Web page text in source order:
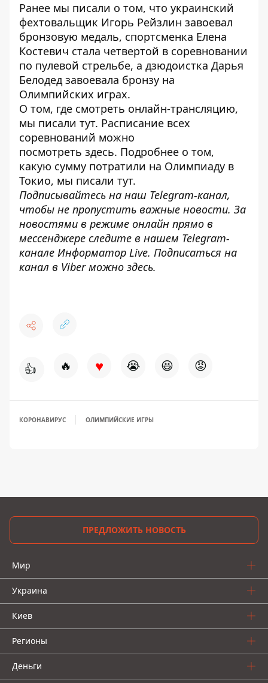
Ранее мы писали о том, что украинский
фехтовальщик Игорь Рейзлин завоевал
бронзовую медаль, спортсменка Елена
Костевич стала четвертой в соревновании
по пулевой стрельбе, а дзюдоистка Дарья
Белодед завоевала бронзу на
Олимпийских играх.
О том, где смотреть онлайн-трансляцию,
мы писали тут. Расписание всех
соревнований можно
посмотреть здесь. Подробнее о том,
какую сумму потратили на Олимпиаду в
Токио, мы писали тут.
Подписывайтесь на наш Telegram-канал,
чтобы не пропустить важные новости. За
новостями в режиме онлайн прямо в
мессенджере следите в нашем Telegram-
канале Информатор Live. Подписаться на
канал в Viber можно здесь.
👍 🔥 ♥ 😭 😆 😡
КОРОНАВИРУС ОЛИМПИЙСКИЕ ИГРЫ
ПРЕДЛОЖИТЬ НОВОСТЬ
Мир
Украина
Киев
Регионы
Деньги